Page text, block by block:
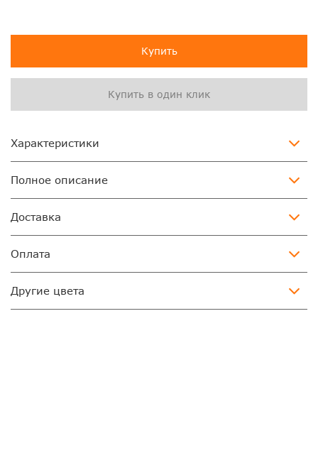
Купить
Купить в один клик
Характеристики
Полное описание
Доставка
Оплата
Другие цвета